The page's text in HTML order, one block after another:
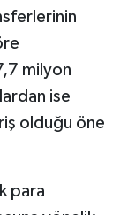
milyon
ise
olduğu öne
para